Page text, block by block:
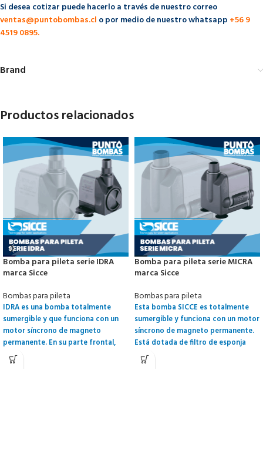
Si desea cotizar puede hacerlo a través de nuestro correo
ventas@puntobombas.cl o por medio de nuestro whatsapp +56 9
4519 0895.
Brand
Productos relacionados
Bomba para pileta serie IDRA
marca Sicce
Bombas para pileta
IDRA es una bomba totalmente
sumergible y que funciona con un
motor síncrono de magneto
permanente. En su parte frontal,
está equipada con un regulador de
flujo con el que se ajusta el caudal
Bomba para pileta serie MICRA
marca Sicce
Bombas para pileta
Esta bomba SICCE es totalmente
sumergible y funciona con un motor
síncrono de magneto permanente.
Está dotada de filtro de esponja
intercambiable y es posible regular
su caudal mediante una llave de 5